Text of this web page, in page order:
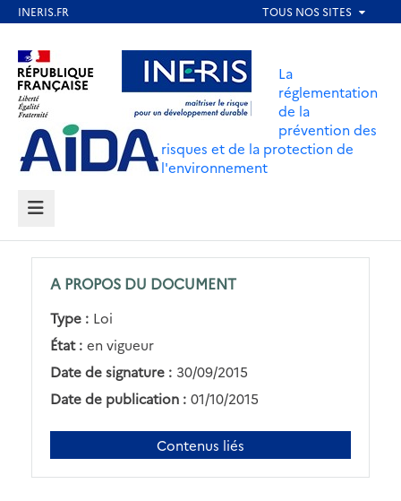
contenu
principal
Aller au contenu Aller au menu
Aller au pied de page
La
réglementation
de la
prévention des
risques et de la protection de
l'environnement
MENU
A PROPOS DU DOCUMENT
Type : Loi
État : en vigueur
Date de signature : 30/09/2015
Date de publication : 01/10/2015
Contenus liés